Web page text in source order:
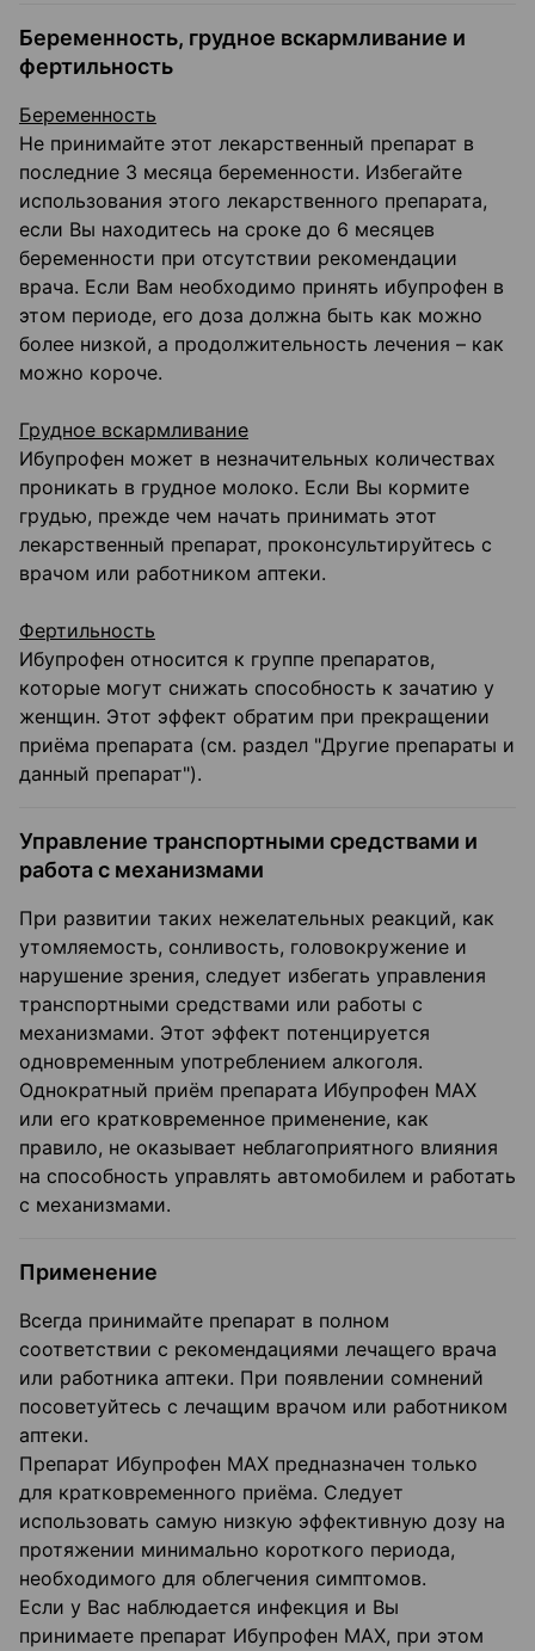
Беременность, грудное вскармливание и
фертильность
Беременность
Не принимайте этот лекарственный препарат в
последние 3 месяца беременности. Избегайте
использования этого лекарственного препарата,
если Вы находитесь на сроке до 6 месяцев
беременности при отсутствии рекомендации
врача. Если Вам необходимо принять ибупрофен в
этом периоде, его доза должна быть как можно
более низкой, а продолжительность лечения – как
можно короче.
Грудное вскармливание
Ибупрофен может в незначительных количествах
проникать в грудное молоко. Если Вы кормите
грудью, прежде чем начать принимать этот
лекарственный препарат, проконсультируйтесь с
врачом или работником аптеки.
Фертильность
Ибупрофен относится к группе препаратов,
которые могут снижать способность к зачатию у
женщин. Этот эффект обратим при прекращении
приёма препарата (см. раздел "Другие препараты и
данный препарат").
Управление транспортными средствами и
работа с механизмами
При развитии таких нежелательных реакций, как
утомляемость, сонливость, головокружение и
нарушение зрения, следует избегать управления
транспортными средствами или работы с
механизмами. Этот эффект потенцируется
одновременным употреблением алкоголя.
Однократный приём препарата Ибупрофен МАХ
или его кратковременное применение, как
правило, не оказывает неблагоприятного влияния
на способность управлять автомобилем и работать
с механизмами.
Применение
Всегда принимайте препарат в полном
соответствии с рекомендациями лечащего врача
или работника аптеки. При появлении сомнений
посоветуйтесь с лечащим врачом или работником
аптеки.
Препарат Ибупрофен МАХ предназначен только
для кратковременного приёма. Следует
использовать самую низкую эффективную дозу на
протяжении минимально короткого периода,
необходимого для облегчения симптомов.
Если у Вас наблюдается инфекция и Вы
принимаете препарат Ибупрофен МАХ, при этом